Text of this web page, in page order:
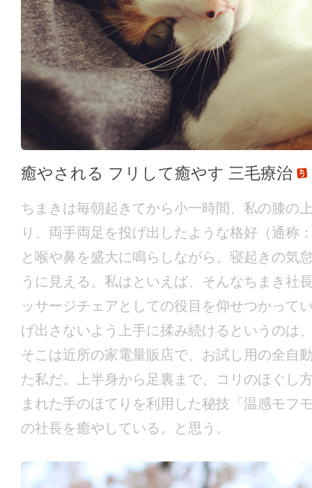
癒やされる フリして癒やす 三毛療治
ちまきは毎朝起きてから小一時間、私の膝の
り、両手両足を投げ出したような格好（通称
と喉や鼻を盛大に鳴らしながら、寝起きの気
うに見える。私はといえば、そんなちまき社
ッサージチェアとしての役目を仰せつかって
げ出さないよう上手に揉み続けるというのは
そこは近所の家電量販店で、お試し用の全自
た私だ。上半身から足裏まで、コリのほぐし
まれた手のほてりを利用した秘技「温感モフ
の社長を癒やしている。と思う。